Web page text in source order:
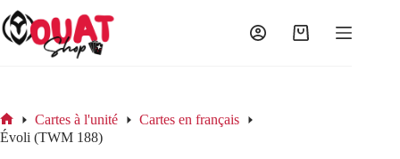
Passer
au
contenu
Panier
Accueil
Cartes à l'unité
Cartes en français
Évoli (TWM 188)